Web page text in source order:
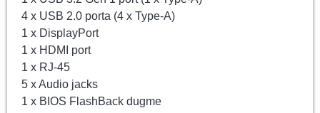
4 x USB 2.0 porta (4 x Type-A)
1 x DisplayPort
1 x HDMI port
1 x RJ-45
5 x Audio jacks
1 x BIOS FlashBack dugme